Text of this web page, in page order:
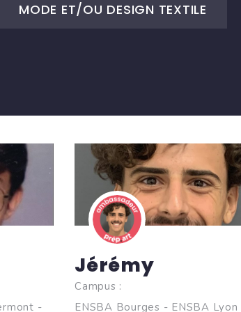
MODE ET/OU DESIGN TEXTILE
-
Jérémy
Campus :
ENSBA Bourges - ENSBA Lyon